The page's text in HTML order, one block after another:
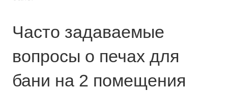
Часто задаваемые
вопросы о печах для
бани на 2 помещения